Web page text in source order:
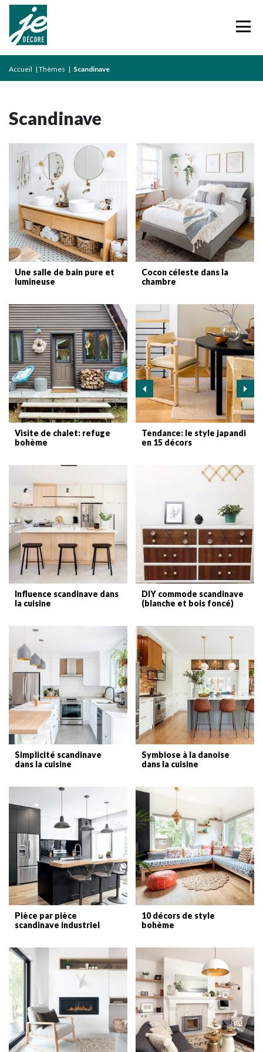
Accueil | Thèmes | Scandinave
Scandinave
Une salle de bain pure et
lumineuse
Cocon céleste dans la
chambre
Visite de chalet: refuge
bohème
Tendance: le style japandi
en 15 décors
Influence scandinave dans
la cuisine
DIY commode scandinave
(blanche et bois foncé)
Simplicité scandinave
dans la cuisine
Symbiose à la danoise
dans la cuisine
Pièce par pièce
scandinave industriel
10 décors de style
bohème